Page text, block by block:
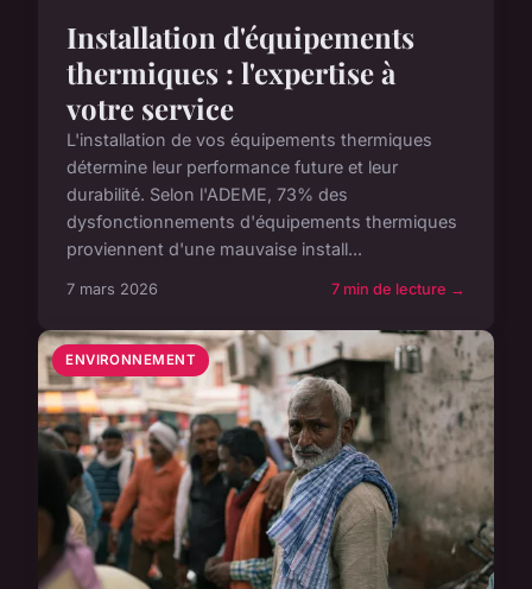
Installation d'équipements
thermiques : l'expertise à
votre service
L'installation de vos équipements thermiques
détermine leur performance future et leur
durabilité. Selon l'ADEME, 73% des
dysfonctionnements d'équipements thermiques
proviennent d'une mauvaise install...
7 mars 2026 7 min de lecture →
ENVIRONNEMENT